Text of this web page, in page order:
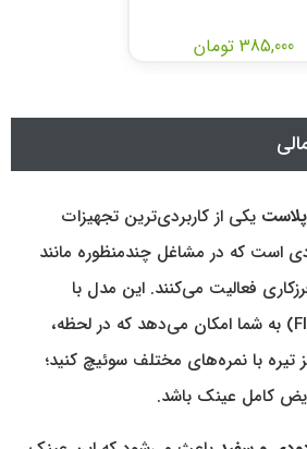
385,000 تومان
یکی از کاربردی‌ترین تجهیزات
است که در مشاغل چندمنظوره مانند
فعالیت می‌کنند. این مدل با
طراحی دوبل لنز (Flip-up) به شما امکان می‌دهد که در لحظه،
تیره با نمره‌های مختلف سوئیچ کنید؛
کامل عینک باشد.